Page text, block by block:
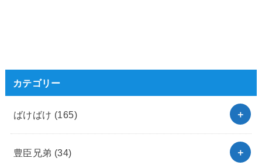
カテゴリー
ばけばけ (165)
豊臣兄弟 (34)